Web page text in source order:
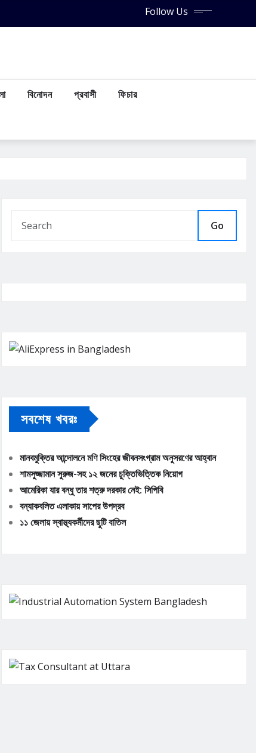
Follow Us
বিনোদন প্রবাসী ফিচার
Go
সবশেষ খবরঃ
মানবমুক্তির আন্দোলনে মণি সিংহের জীবনসংগ্রাম অনুসরণের আহ্বান
শামসুজ্জামান সুরুজ-সহ ১২ জনের চুক্তিভিত্তিক নিয়োগ
আমেরিকা যার বন্ধু তার শত্রু দরকার নেই: সিপিবি
বন্যাকবলিত এলাকায় সাপের উপদ্রব
১১ জেলায় স্বাস্থ্যকর্মীদের ছুটি বাতিল